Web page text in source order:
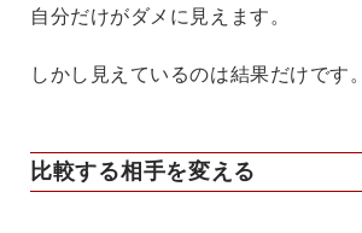
自分だけがダメに見えます。
しかし見えているのは結果だけです。
比較する相手を変える